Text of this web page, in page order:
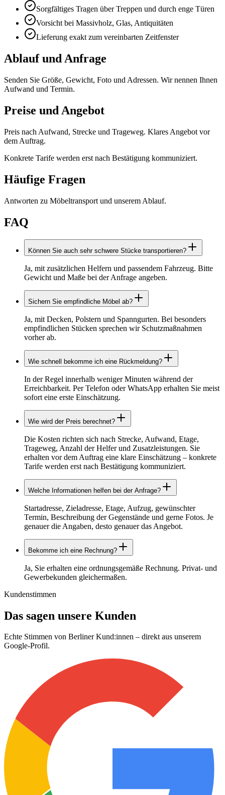
Sorgfältiges Tragen über Treppen und durch enge Türen
Vorsicht bei Massivholz, Glas, Antiquitäten
Lieferung exakt zum vereinbarten Zeitfenster
Ablauf und Anfrage
Senden Sie Größe, Gewicht, Foto und Adressen. Wir nennen Ihnen
Aufwand und Termin.
Preise und Angebot
Preis nach Aufwand, Strecke und Trageweg. Klares Angebot vor
dem Auftrag.
Konkrete Tarife werden erst nach Bestätigung kommuniziert.
Häufige Fragen
Antworten zu Möbeltransport und unserem Ablauf.
FAQ
Können Sie auch sehr schwere Stücke transportieren?
Ja, mit zusätzlichen Helfern und passendem Fahrzeug. Bitte
Gewicht und Maße bei der Anfrage angeben.
Sichern Sie empfindliche Möbel ab?
Ja, mit Decken, Polstern und Spanngurten. Bei besonders
empfindlichen Stücken sprechen wir Schutzmaßnahmen
vorher ab.
Wie schnell bekomme ich eine Rückmeldung?
In der Regel innerhalb weniger Minuten während der
Erreichbarkeit. Per Telefon oder WhatsApp erhalten Sie meist
sofort eine erste Einschätzung.
Wie wird der Preis berechnet?
Die Kosten richten sich nach Strecke, Aufwand, Etage,
Trageweg, Anzahl der Helfer und Zusatzleistungen. Sie
erhalten vor dem Auftrag eine klare Einschätzung – konkrete
Tarife werden erst nach Bestätigung kommuniziert.
Welche Informationen helfen bei der Anfrage?
Startadresse, Zieladresse, Etage, Aufzug, gewünschter
Termin, Beschreibung der Gegenstände und gerne Fotos. Je
genauer die Angaben, desto genauer das Angebot.
Bekomme ich eine Rechnung?
Ja, Sie erhalten eine ordnungsgemäße Rechnung. Privat- und
Gewerbekunden gleichermaßen.
Kundenstimmen
Das sagen unsere Kunden
Echte Stimmen von Berliner Kund:innen – direkt aus unserem
Google-Profil.